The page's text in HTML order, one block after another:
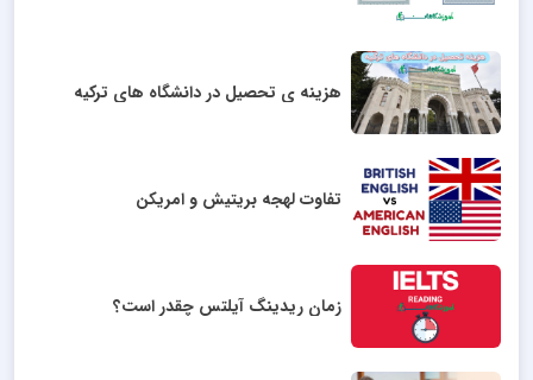
هزینه ی تحصیل در دانشگاه های ترکیه
تفاوت لهجه بریتیش و امریکن
زمان ریدینگ آیلتس چقدر است؟